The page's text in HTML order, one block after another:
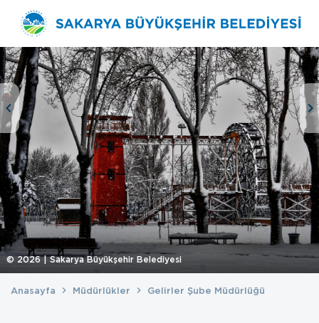
©2026| Sakarya Büyükşehir Belediyesi
Anasayfa Müdürlükler Gelirler Şube Müdürlüğü